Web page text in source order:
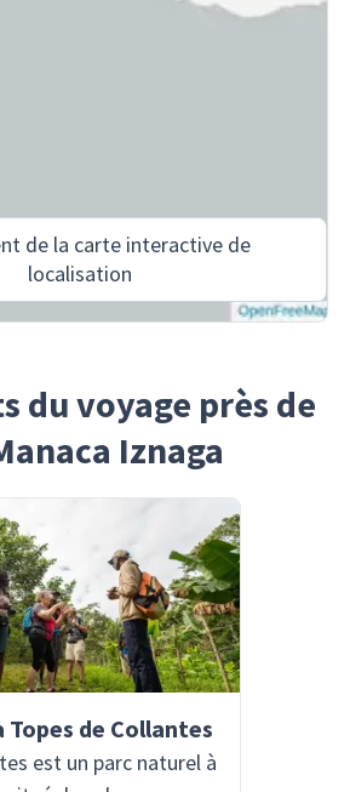
de la carte interactive de
localisation
du voyage près de
Iznaga
Topes de Collantes
est un parc naturel à